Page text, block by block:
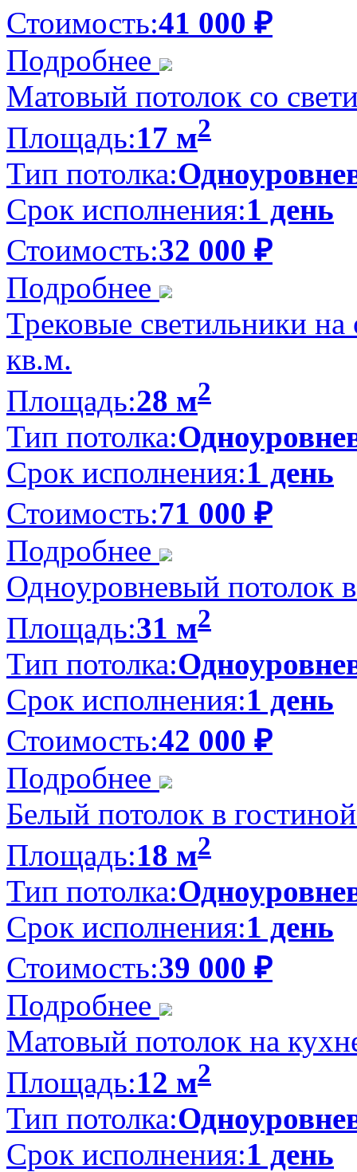
Стоимость:41 000 ₽
Подробнее
Матовый потолок со
Площадь:17 м2
Тип потолка:
Срок исполнения:1 день
Стоимость:32 000 ₽
Подробнее
Трековые светильники
кв.м.
Площадь:28 м2
Тип потолка:
Срок исполнения:1 день
Стоимость:71 000 ₽
Подробнее
Одноуровневый потолок
Площадь:31 м2
Тип потолка:
Срок исполнения:1 день
Стоимость:42 000 ₽
Подробнее
Белый потолок в
Площадь:18 м2
Тип потолка:
Срок исполнения:1 день
Стоимость:39 000 ₽
Подробнее
Матовый потолок на
Площадь:12 м2
Тип потолка:
Срок исполнения:1 день